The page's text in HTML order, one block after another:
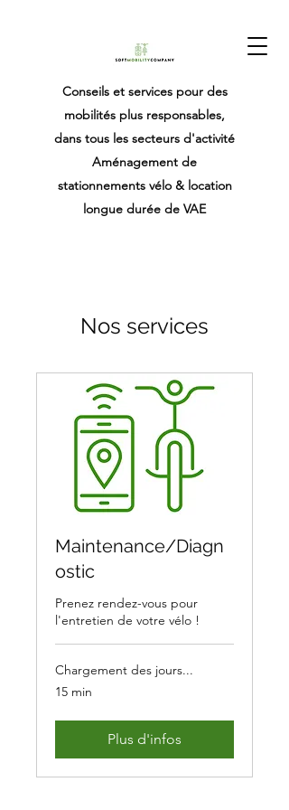
Conseils et services pour des
mobilités plus responsables,
dans tous les secteurs d'activité
Aménagement de
stationnements vélo & location
longue durée de VAE
Nos services
Maintenance/Diagn
ostic
Prenez rendez-vous pour
l'entretien de votre vélo !
Chargement des jours...
15 min
Plus d'infos